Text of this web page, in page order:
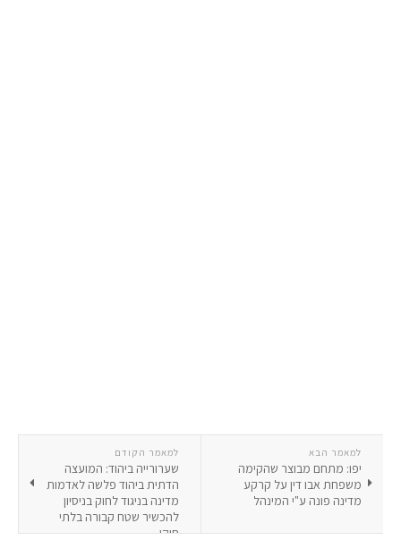
למאמר הקודם
שערורייה ביהוד: המועצה
הדתית ביהוד פלשה לאדמות
מדינה בניגוד לחוק בניסיון
להכשיר שטח קבורה בלתי
חוקי
למאמר הבא
יפו: מתחם מבוצר שהקימה
משפחת אבו דין על קרקע
מדינה פונה ע"י המינהל